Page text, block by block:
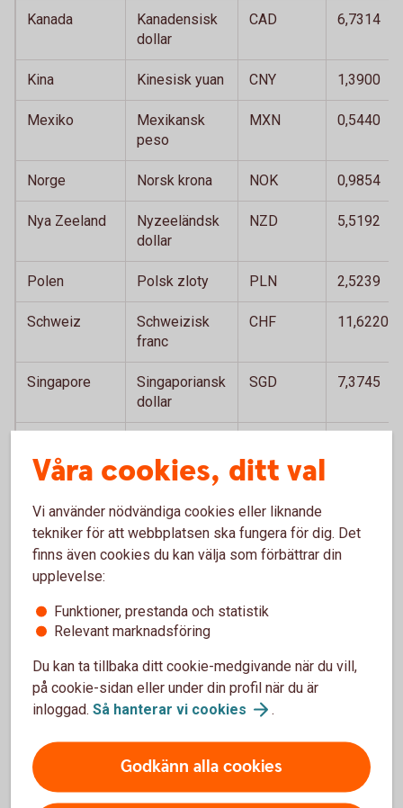
Kanada
Kanadensisk
dollar
CAD 6,7314
Kina Kinesisk yuan CNY 1,3900
Mexiko
Mexikansk
peso
MXN 0,5440
Norge Norsk krona NOK 0,9854
Nya Zeeland
Nyzeeländsk
dollar
NZD 5,5192
Polen Polsk zloty PLN 2,5239
Schweiz
Schweizisk
franc
CHF 11,6220
Singapore
Singaporiansk
dollar
SGD 7,3745
Sydafrika
Sydafrikansk
rand
ZAR
Thailand Thailänsk bath THB 0,2837
Tjeckien
Turkiet Turkisk lira
Ungern Ungersk forint HUF 0,0297
USA
Amerikansk
USD
Våra cookies, ditt val
Vi använder nödvändiga cookies eller liknande
tekniker för att webbplatsen ska fungera för dig. Det
finns även cookies du kan välja som förbättrar din
upplevelse:
Funktioner, prestanda och statistik
Relevant marknadsföring
Du kan ta tillbaka ditt cookie-medgivande när du vill,
på cookie-sidan eller under din profil när du är
inloggad. Så hanterar vi cookies .
Godkänn alla cookies